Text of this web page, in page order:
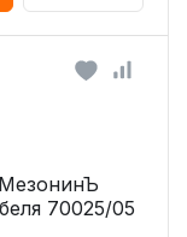
70025/05